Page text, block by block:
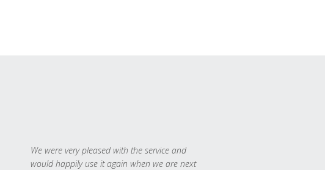
We were very pleased with the service and
would happily use it again when we are next